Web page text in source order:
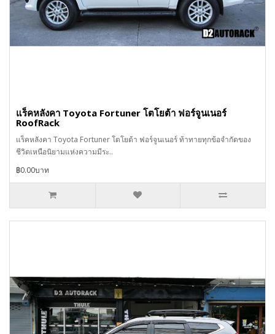
แร็คหลังคา Toyota Fortuner โตโยต้า ฟอร์จูนเนอร์
RoofRack
แร็คหลังคา Toyota Fortuner โตโยต้า ฟอร์จูนเนอร์ ท้าทายทุกข้อจำกัดของ
ชีวิตเหนือนิยามแห่งความมีระ..
฿0.00บาท